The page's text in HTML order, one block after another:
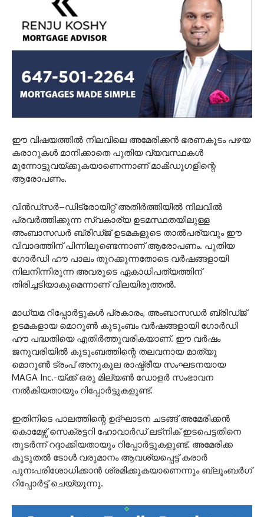
ഈ വിഷയത്തിൽ നിലവിലെ അമേരിക്കൻ ഭരണകൂടം പഴയ
കരാറുകൾ മാനിക്കാതെ പുതിയ വ്യവസ്ഥകൾ
മുന്നോട്ടുവയ്ക്കുകയാണെന്നാണ് മാക്‍ഡൂഗളിന്റെ
ആരോപണം.
വിൻഡ്സർ–ഡിട്രോയിറ്റ് അതിർത്തിയിൽ നിലവിൽ
പ്രവർത്തിക്കുന്ന സ്വകാര്യ ഉടമസ്ഥതയിലുള്ള
അംബാസഡർ ബ്രിഡ്ജ് ഉടമകളുടെ താൽപര്യവും ഈ
വിവാദത്തിന് പിന്നിലുണ്ടെന്നാണ് ആരോപണം. പുതിയ
ഗോർഡി ഹൗ പാലം തുറക്കുന്നതോടെ വർഷങ്ങളായി
നിലനിന്നിരുന്ന അവരുടെ ഏകാധിപത്യത്തിന്
തിരിച്ചടിയാകുമെന്നാണ് വിലയിരുത്തൽ.
മാധ്യമ റിപ്പോർട്ടുകൾ പ്രകാരം, അംബാസഡർ ബ്രിഡ്ജ്
ഉടമകളായ മൊറൂൺ കുടുംബം വർഷങ്ങളായി ഗോർഡി
ഹൗ പദ്ധതിയെ എതിർത്തുവരികയാണ്. ഈ വർഷം
ജനുവരിയിൽ കുടുംബത്തിന്റെ തലവനായ മാത്യു
മൊറൂൺ ട്രംപ് അനുകൂല രാഷ്ട്രീയ സംഘടനയായ
MAGA Inc.-യ്ക്ക് ഒരു മില്യൺ ഡോളർ സംഭാവന
നൽകിയതായും റിപ്പോർട്ടുകളുണ്ട്.
ഇതിനിടെ പാലത്തിന്റെ ഉദ്ഘാടന ചടങ്ങ് അമേരിക്കൻ
കൊമേഴ്സ് സെക്രട്ടറി ഹോവാർഡ് ലട്‌നിക് ഇടപെട്ടതിനെ
തുടർന്ന് റദ്ദാക്കിയതായും റിപ്പോർട്ടുകളുണ്ട്. അമേരിക്ക
കൂടുതൽ ടോൾ വരുമാനം ആവശ്യപ്പെട്ട് കരാർ
പുനഃപരിശോധിക്കാൻ ശ്രമിക്കുകയാണെന്നും ബ്ലൂംബർഗ്
റിപ്പോർട്ട് ചെയ്യുന്നു.